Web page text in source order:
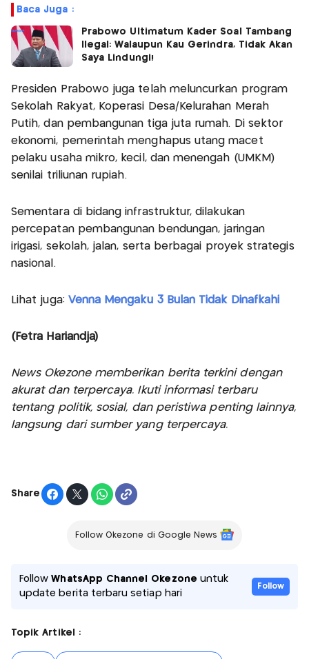
Baca Juga :
Prabowo Ultimatum Kader Soal Tambang
Ilegal: Walaupun Kau Gerindra, Tidak Akan
Saya Lindungi!
Presiden Prabowo juga telah meluncurkan program
Sekolah Rakyat, Koperasi Desa/Kelurahan Merah
Putih, dan pembangunan tiga juta rumah. Di sektor
ekonomi, pemerintah menghapus utang macet
pelaku usaha mikro, kecil, dan menengah (UMKM)
senilai triliunan rupiah.
Sementara di bidang infrastruktur, dilakukan
percepatan pembangunan bendungan, jaringan
irigasi, sekolah, jalan, serta berbagai proyek strategis
nasional.
Lihat juga: Venna Mengaku 3 Bulan Tidak Dinafkahi
(Fetra Hariandja)
News Okezone memberikan berita terkini dengan
akurat dan terpercaya. Ikuti informasi terbaru
tentang politik, sosial, dan peristiwa penting lainnya,
langsung dari sumber yang terpercaya.
Share
Follow Okezone di Google News
FollowWhatsApp Channel Okezone untuk
update berita terbaru setiap hari
Follow
Topik Artikel :